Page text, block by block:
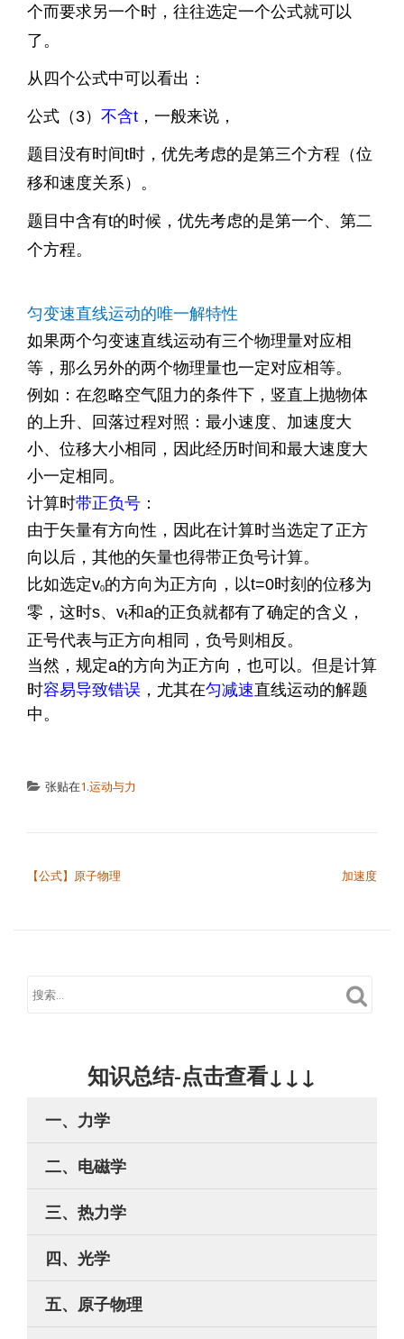
个而要求另一个时，往往选定一个公式就可以
了。
从四个公式中可以看出：
公式（3） 不含t ，一般来说，
题目没有时间t时，优先考虑的是第三个方程（位
移和速度关系）。
题目中含有t的时候，优先考虑的是第一个、第二
个方程。
匀变速直线运动的唯一解特性
如果两个匀变速直线运动有三个物理量对应相
等，那么另外的两个物理量也一定对应相等。
例如：在忽略空气阻力的条件下，竖直上抛物体
的上升、回落过程对照：最小速度、加速度大
小、位移大小相同，因此经历时间和最大速度大
小一定相同。
计算时带正负号 ：
由于矢量有方向性，因此在计算时当选定了正方
向以后，其他的矢量也得带正负号计算。
比如选定v0的方向为正方向，以t=0时刻的位移为
零，这时s、vt和a的正负就都有了确定的含义，
正号代表与正方向相同，负号则相反。
当然，规定a的方向为正方向，也可以。但是计算
时容易导致错误 ，尤其在匀减速直线运动的解题
中。
张贴在1.运动与力
【公式】原子物理 加速度
知识总结-点击查看↓↓↓
一、力学
二、电磁学
三、热力学
四、光学
五、原子物理